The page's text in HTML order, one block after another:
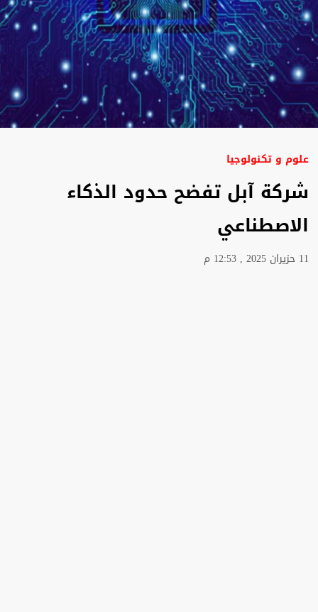
علوم و تكنولوجيا
شركة آبل تفضح حدود الذكاء
الاصطناعي
11 حزيران 2025 , 12:53 م